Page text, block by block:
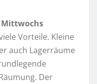
Mittwochs
Vorteile. Kleine
auch Lagerräume
Der